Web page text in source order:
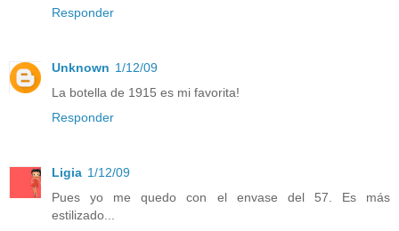
Responder
Unknown 1/12/09
La botella de 1915 es mi favorita!
Responder
Ligia 1/12/09
Pues yo me quedo con el envase del 57. Es más
estilizado...